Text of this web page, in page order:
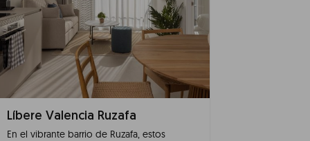
Líbere Valencia Ruzafa
En el vibrante barrio de Ruzafa, estos